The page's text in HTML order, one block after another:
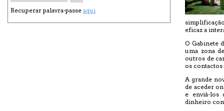
Recuperar palavra-passe aqui
eficaz a
O Gabinete
uma zona
outros de
os contactos
A grande
de aceder
e enviá-los
dinheiro